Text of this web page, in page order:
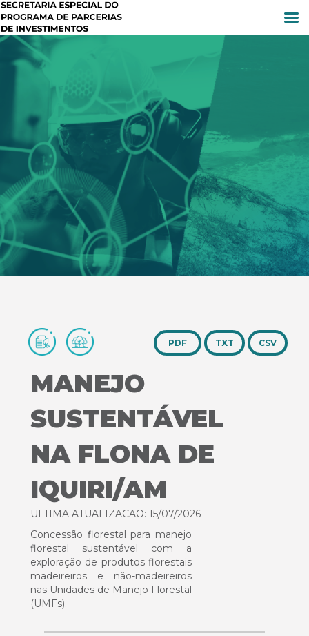
TXT CSV
MANEJO
SUSTENTÁVEL
NA FLONA DE
IQUIRI/AM
ULTIMA ATUALIZACAO: 15/07/2026
Concessão florestal para manejo
florestal sustentável com a
exploração de produtos florestais
madeireiros e não-madeireiros
nas Unidades de Manejo Florestal
(UMFs).